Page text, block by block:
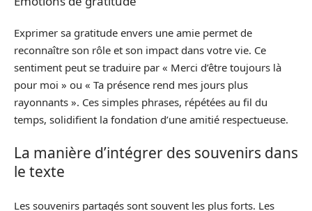
Exprimer sa gratitude envers une amie permet de
reconnaître son rôle et son impact dans votre vie. Ce
sentiment peut se traduire par « Merci d’être toujours là
pour moi » ou « Ta présence rend mes jours plus
rayonnants ». Ces simples phrases, répétées au fil du
temps, solidifient la fondation d’une amitié respectueuse.
La manière d’intégrer des souvenirs dans
le texte
Les souvenirs partagés sont souvent les plus forts. Les